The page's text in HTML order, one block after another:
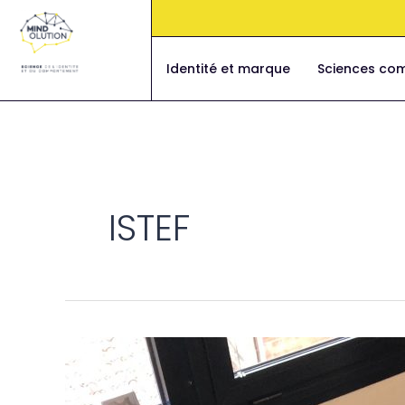
contenu
Identité et marque Sciences
ISTEF
Développement
personnel
avec